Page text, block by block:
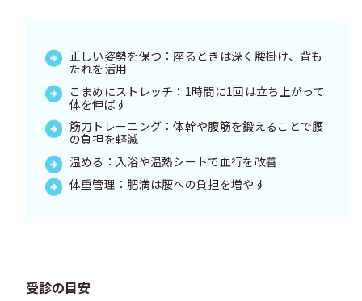
正しい姿勢を保つ：座るときは深く腰掛け、背も
たれを活用
こまめにストレッチ：1時間に1回は立ち上がって
体を伸ばす
筋力トレーニング：体幹や腹筋を鍛えることで腰
の負担を軽減
温める：入浴や温熱シートで血行を改善
体重管理：肥満は腰への負担を増やす
受診の目安